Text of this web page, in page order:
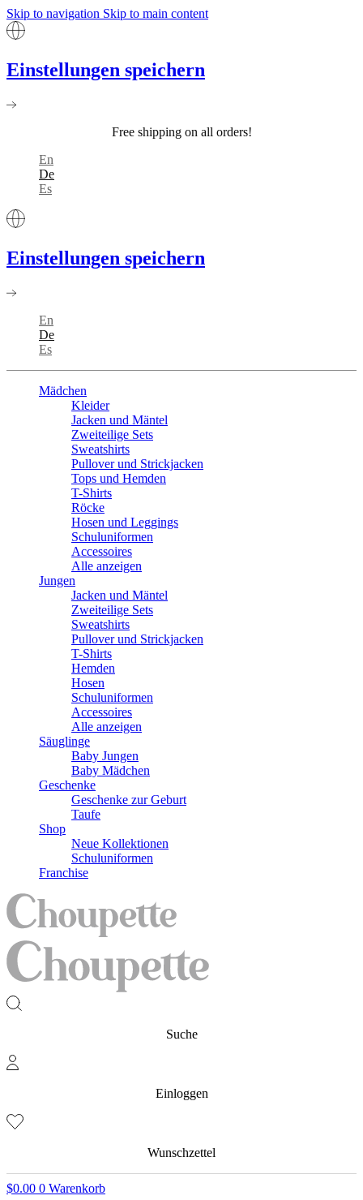
Skip to navigation Skip to main content
Einstellungen speichern
Free shipping on all orders!
En
De
Es
Einstellungen speichern
En
De
Es
Mädchen
Kleider
Jacken und Mäntel
Zweiteilige Sets
Sweatshirts
Pullover und Strickjacken
Tops und Hemden
T-Shirts
Röcke
Hosen und Leggings
Schuluniformen
Accessoires
Alle anzeigen
Jungen
Jacken und Mäntel
Zweiteilige Sets
Sweatshirts
Pullover und Strickjacken
T-Shirts
Hemden
Hosen
Schuluniformen
Accessoires
Alle anzeigen
Säuglinge
Baby Jungen
Baby Mädchen
Geschenke
Geschenke zur Geburt
Taufe
Shop
Neue Kollektionen
Schuluniformen
Franchise
Suche
Einloggen
Wunschzettel
$0.00 0 Warenkorb